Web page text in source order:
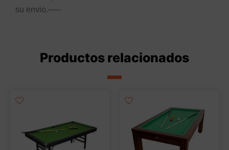
su envio.—–
Productos relacionados